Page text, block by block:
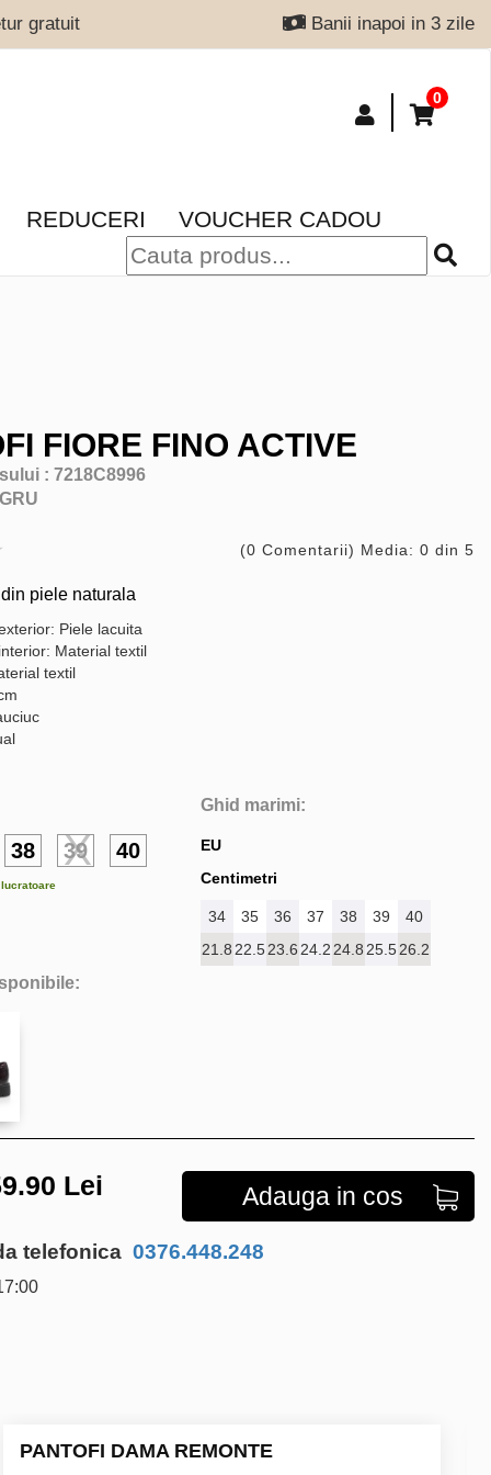
gratuit Banii inapoi in 3 zile
0
REDUCERI VOUCHER CADOU
FIORE FINO ACTIVE
: 7218C8996
(0 Comentarii) Media: 0 din 5
piele naturala
Piele lacuita
Material textil
textil
38 39 40
Ghid marimi:
EU
Centimetri
34 35 36 37 38 39
40
21.8 22.523.6 24.2 24.8 25.526.2
Lei Adauga in cos
telefonica 0376.448.248
PANTOFI DAMA REMONTE